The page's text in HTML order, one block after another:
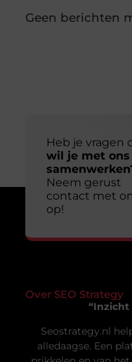
Uw
groot
Slim en
jouw gids voor
Online zichtbaar
makers een doel
vinden, je